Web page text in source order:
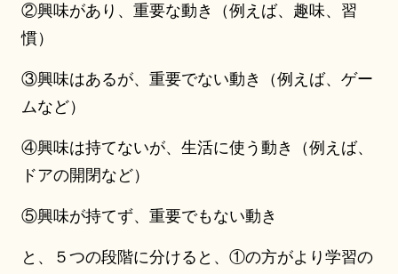
②興味があり、重要な動き（例えば、趣味、習
慣）
③興味はあるが、重要でない動き（例えば、ゲー
ムなど）
④興味は持てないが、生活に使う動き（例えば、
ドアの開閉など）
⑤興味が持てず、重要でもない動き
と、５つの段階に分けると、①の方がより学習の